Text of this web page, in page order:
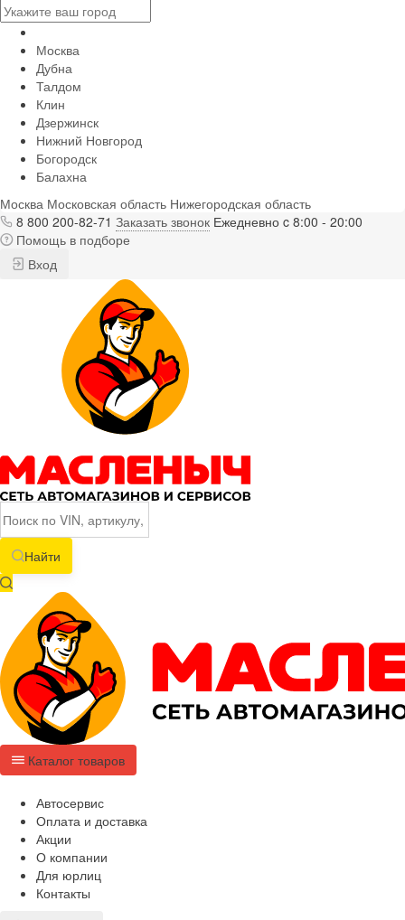
Москва
Дубна
Талдом
Клин
Дзержинск
Нижний Новгород
Богородск
Балахна
Москва Московская область Нижегородская область
8 800 200-82-71 Заказать звонок Ежедневно c 8:00 - 20:00
Помощь в подборе
Вход
Найти
Каталог товаров
Автосервис
Оплата и доставка
Акции
О компании
Для юрлиц
Контакты